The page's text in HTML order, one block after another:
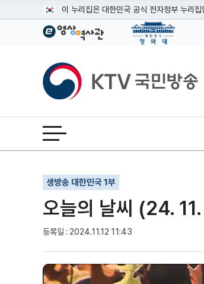
이 누리집은 대한민국 공식 전자정부 누리집
공식 누리집 주소 확인하기
이밖에 or.kr 또는 .kr등 다른 도메인 주소를
운영중인 공식 누리집보기
KTV국민방송
전체메뉴 열기
생방송 대한민국 1부
오늘의 날씨 (24.
등록일 : 2024.11.12 11:43
기사인쇄
글자확대
글자축소